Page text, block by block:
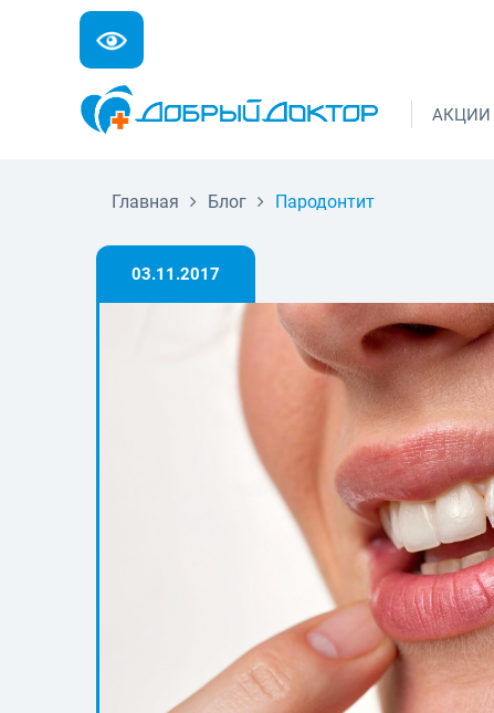
АКЦИИ
Главная Блог Пародонтит
03.11.2017